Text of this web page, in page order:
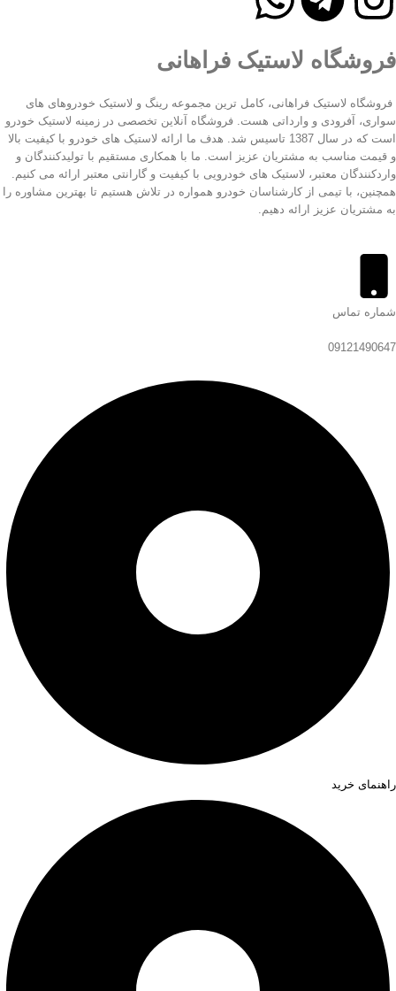
فروشگاه لاستیک فراهانی
فروشگاه لاستیک فراهانی، کامل ترین مجموعه رینگ و لاستیک خودروهای های
سواری، آفرودی و وارداتی هست. فروشگاه آنلاین تخصصی در زمینه لاستیک خودرو
است که در سال 1387 تاسیس شد. هدف ما ارائه لاستیک های خودرو با کیفیت بالا
و قیمت مناسب به مشتریان عزیز است. ما با همکاری مستقیم با تولیدکنندگان و
واردکنندگان معتبر، لاستیک های خودرویی با کیفیت و گارانتی معتبر ارائه می کنیم.
همچنین، با تیمی از کارشناسان خودرو همواره در تلاش هستیم تا بهترین مشاوره را
به مشتریان عزیز ارائه دهیم.
شماره تماس
09121490647
راهنمای خرید